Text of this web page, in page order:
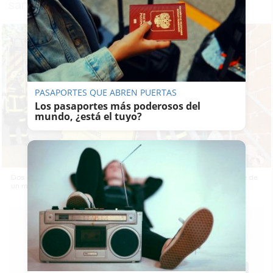
sanitarios
Dos imágenes de la intervención de los bomberos tras el derrumbe de
un muro en Cádiz.
RUBÉN
GUERRERO
11/05/2026Actualizado: 11/05/2026 - 23:34
PASAPORTES QUE ABREN PUERTAS
Los pasaportes más poderosos del
mundo, ¿está el tuyo?